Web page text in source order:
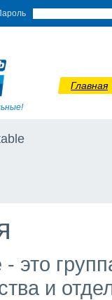
Главная
- это
и